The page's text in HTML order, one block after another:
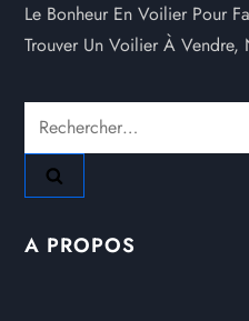
Le Bonheur En Voilier Pour
Trouver Un Voilier À
Rechercher :
A PROPOS